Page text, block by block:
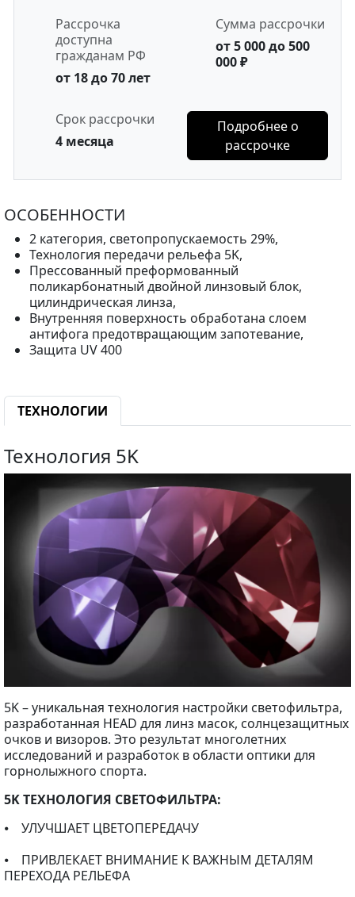
Рассрочка
доступна
гражданам РФ
от 18 до 70 лет
Сумма рассрочки
от 5 000 до 500
000 ₽
Срок рассрочки
4 месяца
Подробнее о
рассрочке
ОСОБЕННОСТИ
2 категория, светопропускаемость 29%,
Технология передачи рельефа 5K,
Прессованный преформованный
поликарбонатный двойной линзовый блок,
цилиндрическая линза,
Внутренняя поверхность обработана слоем
антифога предотвращающим запотевание,
Защита UV 400
ТЕХНОЛОГИИ
Технология 5K
5K – уникальная технология настройки светофильтра,
разработанная HEAD для линз масок, солнцезащитных
очков и визоров. Это результат многолетних
исследований и разработок в области оптики для
горнолыжного спорта.
5K ТЕХНОЛОГИЯ СВЕТОФИЛЬТРА:
⦁ УЛУЧШАЕТ ЦВЕТОПЕРЕДАЧУ
⦁ ПРИВЛЕКАЕТ ВНИМАНИЕ К ВАЖНЫМ ДЕТАЛЯМ
ПЕРЕХОДА РЕЛЬЕФА